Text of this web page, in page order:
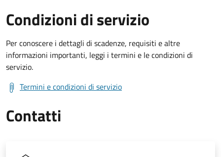
Condizioni di servizio
Per conoscere i dettagli di scadenze, requisiti e altre
informazioni importanti, leggi i termini e le condizioni di
servizio.
Termini e condizioni di servizio
Contatti